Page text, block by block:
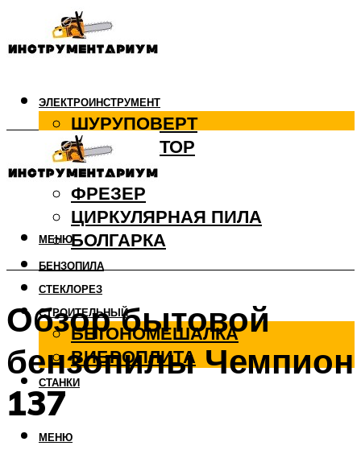
ЭЛЕКТРОИНСТРУМЕНТ
ШУРУПОВЕРТ
ПЕРФОРАТОР
ДРЕЛЬ
ФРЕЗЕР
ЦИРКУЛЯРНАЯ ПИЛА
БОЛГАРКА
БЕНЗОПИЛА
СТЕКЛОРЕЗ
СТРОИТЕЛЬНЫЙ
БЕТОНОМЕШАЛКА
ВИБРОПЛИТА
СТАНКИ
МЕНЮ
МЕНЮ
Обзор бытовой
бензопилы Чемпион
137